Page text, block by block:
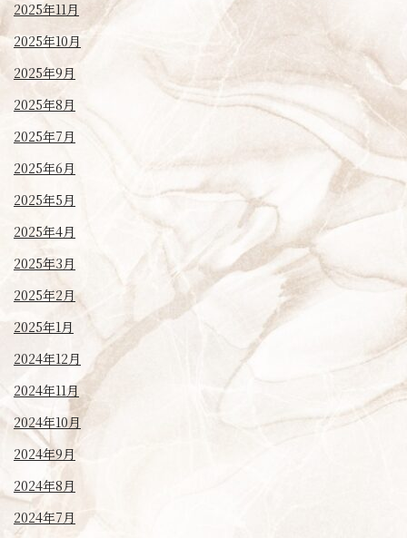
2025年11月
2025年10月
2025年9月
2025年8月
2025年7月
2025年6月
2025年5月
2025年4月
2025年3月
2025年2月
2025年1月
2024年12月
2024年11月
2024年10月
2024年9月
2024年8月
2024年7月